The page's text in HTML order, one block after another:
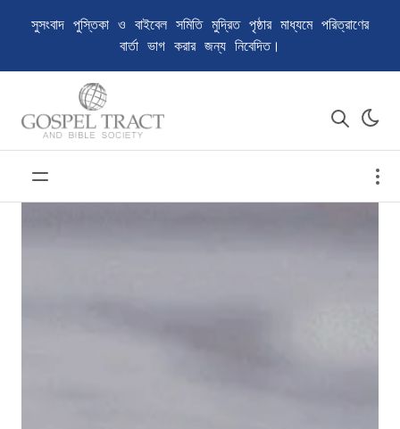
সুসংবাদ পুস্তিকা ও বাইবেল সমিতি মুদ্রিত পৃষ্ঠার মাধ্যমে পরিত্রাণের
বার্তা ভাগ করার জন্য নিবেদিত।